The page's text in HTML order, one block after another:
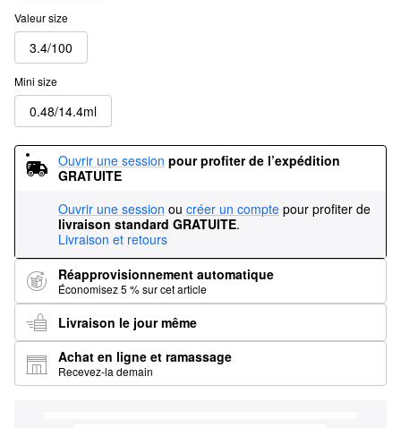
Valeur size
3.4/100
Mini size
0.48/14.4ml
Ouvrir une session pour profiter de l’expédition
GRATUITE
Ouvrir une session ou créer un compte pour profiter de
livraison standard GRATUITE.
Livraison et retours
Réapprovisionnement automatique
Économisez 5 % sur cet article
Livraison le jour même
Achat en ligne et ramassage
Recevez-la demain